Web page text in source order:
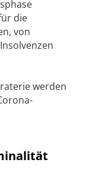
die
von
werden